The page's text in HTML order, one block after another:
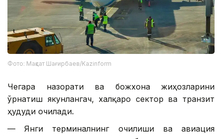
Фото: Мақсат Шағирбаев/Kazinform
Чегара назорати ва божхона жиҳозларини
ўрнатиш якунлангач, халқаро сектор ва транзит
ҳудуди очилади.
— Янги терминалнинг очилиши ва авиация